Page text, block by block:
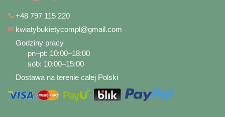
📞+48 797 115 220
✉ kwiatybukietycompl@gmail.com
Godziny pracy
pn–pt: 10:00–18:00
sob: 10:00–15:00
Dostawa na terenie całej Polski